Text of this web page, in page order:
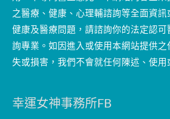
之醫療、健康、心理輔諮詢等全面資
健康及醫療問題，請諮詢你的法定認
詢專業。如因進入或使用本網站提供
失或損害，我們不會就任何陳述、使用
幸運女神事務所FB